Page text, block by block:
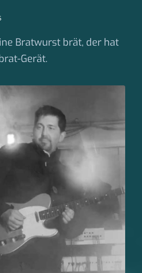
Bratwurst brät, der hat
Gerät.